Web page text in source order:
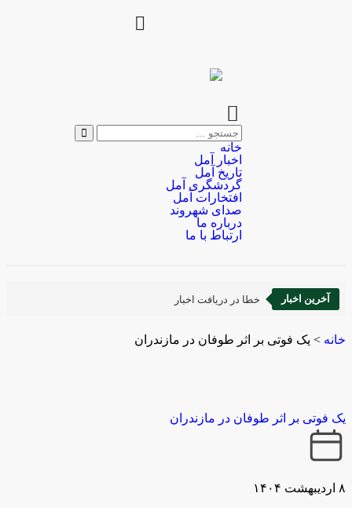
خانه
اخبار آمل
تاریخ آمل
گردشگری آمل
افتخارات آمل
صدای شهروند
درباره ما
ارتباط با ما
آخرین اخبار خطا در دریافت اخبار
خانه > یک فوتی بر اثر طوفان در مازندران
یک فوتی بر اثر طوفان در مازندران
۸ اردیبهشت ۱۴۰۴